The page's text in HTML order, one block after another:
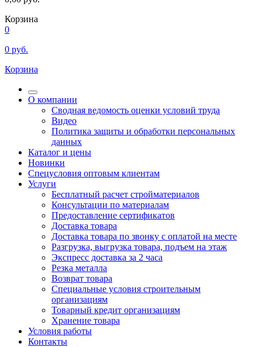
Корзина
0
0 руб.
Корзина
О компании
Сводная ведомость оценки условий труда
Видео
Политика защиты и обработки персональных
данных
Каталог и цены
Новинки
Спецусловия оптовым клиентам
Услуги
Бесплатный расчет стройматериалов
Консультации по материалам
Предоставление сертификатов
Доставка товара
Доставка товара по звонку с оплатой на месте
Разгрузка, выгрузка товара, подъем на этаж
Экспресс доставка за 2 часа
Резка металла
Возврат товара
Специальные условия строительным
организациям
Товарный кредит организациям
Хранение товара
Условия работы
Контакты